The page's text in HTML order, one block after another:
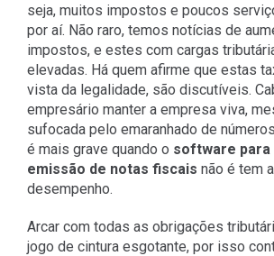
seja, muitos impostos e poucos
por aí. Não raro, temos notícias de
impostos, e estes com cargas
elevadas. Há quem afirme que estas
vista da legalidade, são discutíveis.
empresário manter a empresa viva,
sufocada pelo emaranhado de
é mais grave quando o software para
emissão de notas fiscais não é tem
desempenho.
Arcar com todas as obrigações
jogo de cintura esgotante, por isso